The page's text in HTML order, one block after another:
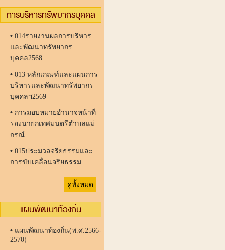
การบริหารทรัพยากรบุคคล
• 014รายงานผลการบริหาร
และพัฒนาทรัพยากร
บุคคล2568
• 013 หลักเกณฑ์และแผนการ
บริหารและพัฒนาทรัพยากร
บุคคลฯ2569
• การมอบหมายอำนาจหน้าที่
รองนายกเทศมนตรีตำบลแม่
กรณ์
• 015ประมวลจริยธรรมและ
การขับเคลื่อนจริยธรรม
ดูทั้งหมด
แผนพัฒนาท้องถิ่น
• แผนพัฒนาท้องถิ่น(พ.ศ.2566-
2570)